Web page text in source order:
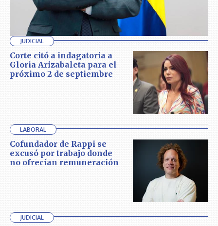
JUDICIAL
Corte citó a indagatoria a
Gloria Arizabaleta para el
próximo 2 de septiembre
LABORAL
Cofundador de Rappi se
excusó por trabajo donde
no ofrecían remuneración
JUDICIAL